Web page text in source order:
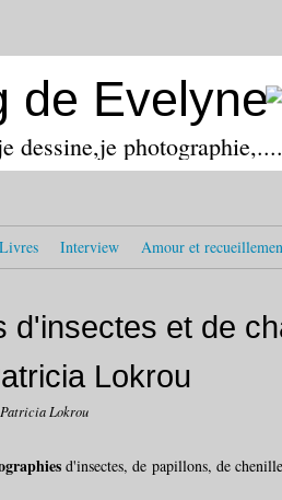
de
dessine,je photographie,....
Interview Amour et
d'insectes et de
Lokrou
Lokrou
d'insectes, de papillons, de